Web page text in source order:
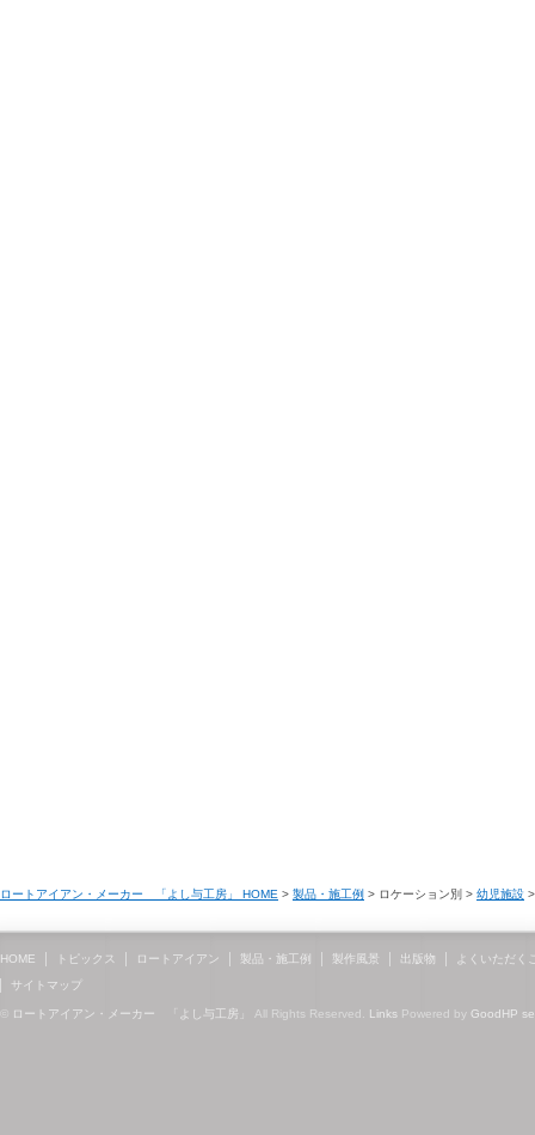
ロートアイアン・メーカー 「よし与工房」 HOME > 製品・施工例 > ロケーション別 > 幼児施設
HOME トピックス ロートアイアン 製品・施工例 製作風景 出版物
よくいただく
サイトマップ
ロートアイアン・メーカー 「よし与工房」 All Rights Reserved. Links Powered by GoodHP